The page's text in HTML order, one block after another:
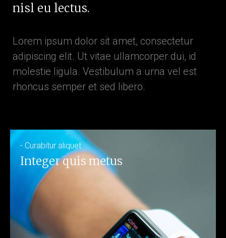
nisl eu lectus.
Lorem ipsum dolor sit amet, consectetur
adipiscing elit. Ut vitae ullamcorper dui, id
molestie ligula. Vestibulum a urna vel est
rhoncus semper et sed libero.
- Curabitur aliquet
Integer quis metus